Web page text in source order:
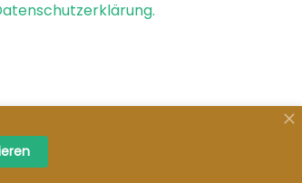
Shop.